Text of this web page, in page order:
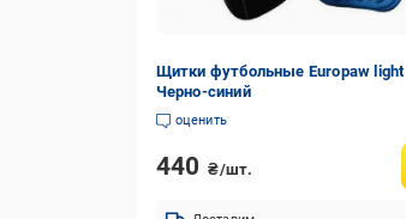
Щитки футбольные Europaw light
Черно-синий
оценить
440 ₴/шт.